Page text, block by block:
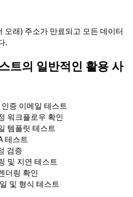
오래) 주소가 만료되고 모든 데이터
.
트의 일반적인 활용 사
증 이메일 테스트
워크플로우 확인
템플릿 테스트
테스트
검증
및 지연 테스트
더링 확인
및 형식 테스트